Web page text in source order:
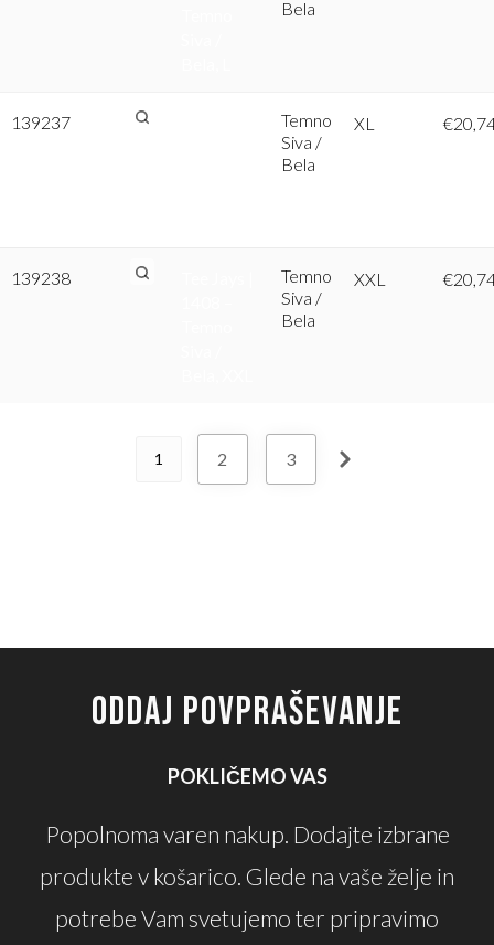
Bela
139237
Temno
Siva /
Bela
XL €
139238
Temno
Siva /
Bela
XXL €
1 2 3
ODDAJ POVPRAŠEVANJE
POKLIČEMO VAS
Popolnoma varen nakup. Dodajte izbrane
produkte v košarico. Glede na vaše želje in
potrebe Vam svetujemo ter pripravimo